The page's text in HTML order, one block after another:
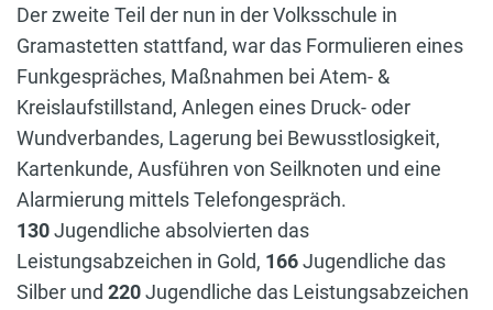
Der zweite Teil der nun in der Volksschule in
Gramastetten stattfand, war das Formulieren eines
Funkgespräches, Maßnahmen bei Atem- &
Kreislaufstillstand, Anlegen eines Druck- oder
Wundverbandes, Lagerung bei Bewusstlosigkeit,
Kartenkunde, Ausführen von Seilknoten und eine
Alarmierung mittels Telefongespräch.
130Jugendliche absolvierten das
Leistungsabzeichen in Gold, 166Jugendliche das
Silber und 220Jugendliche das Leistungsabzeichen